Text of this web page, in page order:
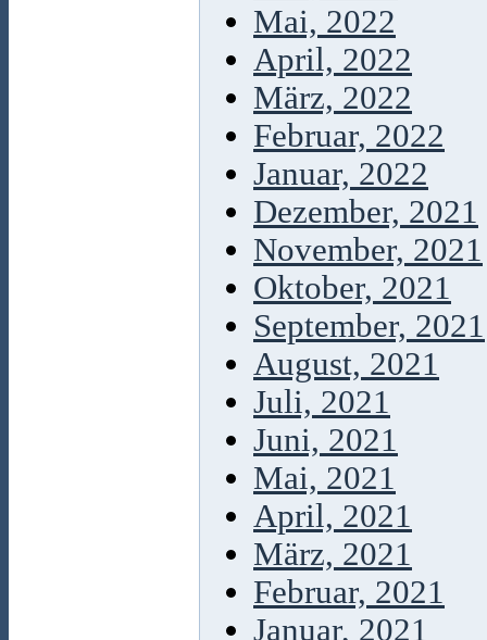
Mai, 2022
April, 2022
März, 2022
Februar, 2022
Januar, 2022
Dezember, 2021
November, 2021
Oktober, 2021
September, 2021
August, 2021
Juli, 2021
Juni, 2021
Mai, 2021
April, 2021
März, 2021
Februar, 2021
Januar, 2021